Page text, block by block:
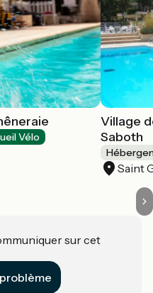
Vélo
Village
Saboth
Saint
sur cet